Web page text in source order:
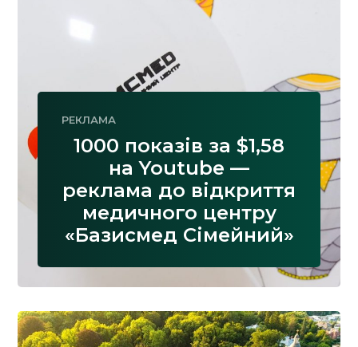
РЕКЛАМА
1000 показів за $1,58
на Youtube —
реклама до відкриття
медичного центру
«Базисмед Сімейний»